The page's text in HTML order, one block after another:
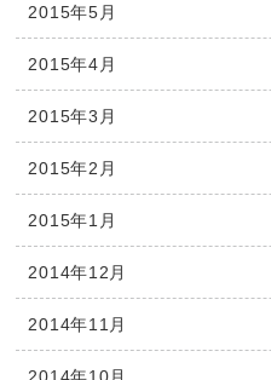
2015年5月
2015年4月
2015年3月
2015年2月
2015年1月
2014年12月
2014年11月